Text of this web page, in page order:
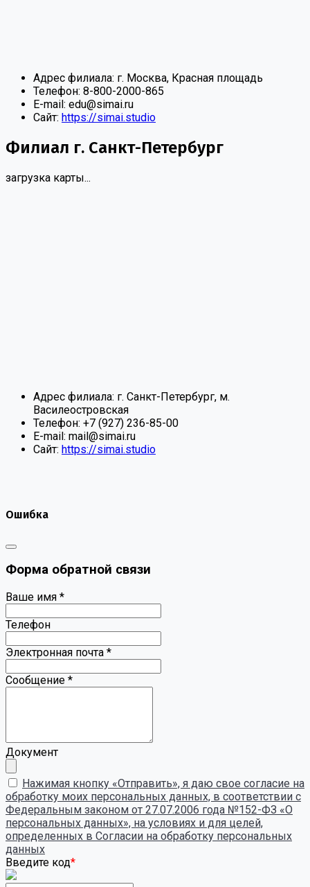
Адрес филиала: г. Москва, Красная площадь
Телефон: 8-800-2000-865
E-mail: edu@simai.ru
Сайт: https://simai.studio
Филиал г. Санкт-Петербург
загрузка карты...
Адрес филиала: г. Санкт-Петербург, м.
Василеостровская
Телефон: +7 (927) 236-85-00
E-mail: mail@simai.ru
Сайт: https://simai.studio
Ошибка
Форма обратной связи
Ваше имя *
Телефон
Электронная почта *
Сообщение *
Документ
Нажимая кнопку «Отправить», я даю свое согласие на
обработку моих персональных данных, в соответствии с
Федеральным законом от 27.07.2006 года №152-ФЗ «О
персональных данных», на условиях и для целей,
определенных в Согласии на обработку персональных
данных
Введите код*